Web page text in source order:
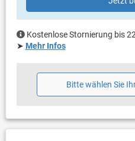
Sonnenschirm
Terrassengröße: 30 m²
Weitere Informationen
Garten zur Benutzung
Privater Parkplatz auf dem
Kostenlose Stornierung bis
➤ Mehr Infos
Bitte wählen Sie